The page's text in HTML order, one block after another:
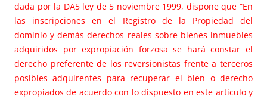
dada por la DA5 ley de 5 noviembre 1999, dispone que “En
las inscripciones en el Registro de la Propiedad del
dominio y demás derechos reales sobre bienes inmuebles
adquiridos por expropiación forzosa se hará constar el
derecho preferente de los reversionistas frente a terceros
posibles adquirentes para recuperar el bien o derecho
expropiados de acuerdo con lo dispuesto en este artículo y